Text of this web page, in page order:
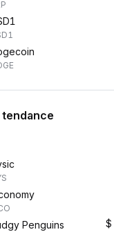
tendance
Penguins
$